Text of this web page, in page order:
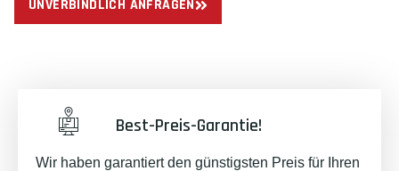
UNVERBINDLICH ANFRAGEN
Best-Preis-Garantie!
Wir haben garantiert den günstigsten Preis für Ihren